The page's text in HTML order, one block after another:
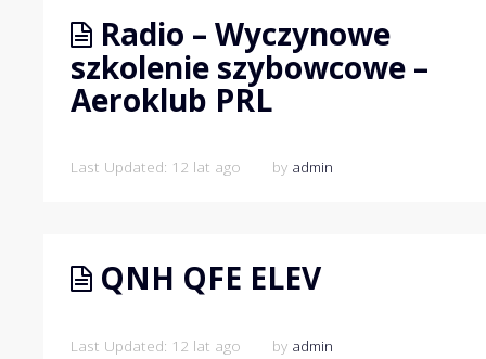
Radio – Wyczynowe
szkolenie szybowcowe –
Aeroklub PRL
Last Updated: 12 lat ago by admin
QNH QFE ELEV
Last Updated: 12 lat ago by admin